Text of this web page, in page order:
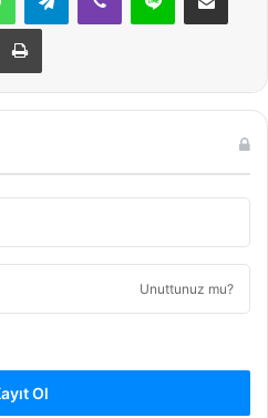
Yazdır
Unuttunuz mu?
Ol